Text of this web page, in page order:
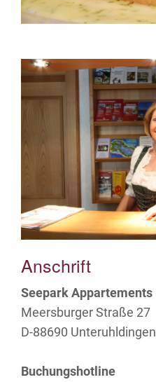
Anschrift
Seepark Appartements
Meersburger Straße 27
D-88690 Unteruhldingen
Buchungshotline